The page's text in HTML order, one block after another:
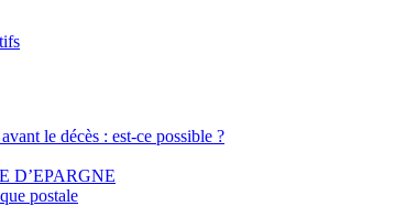
le décès : est-ce possible ?
D’EPARGNE
postale